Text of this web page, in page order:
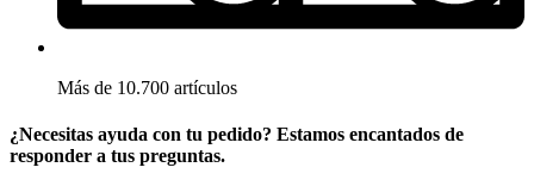
Más de 10.700 artículos
¿Necesitas ayuda con tu pedido? Estamos encantados de
responder a tus preguntas.